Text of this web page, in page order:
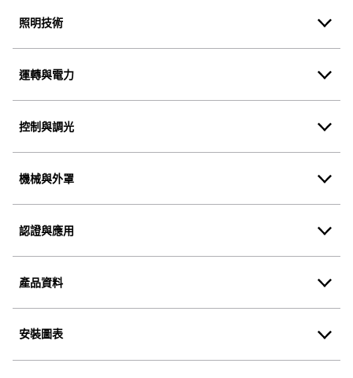
照明技術
運轉與電力
控制與調光
機械與外罩
認證與應用
產品資料
安裝圖表